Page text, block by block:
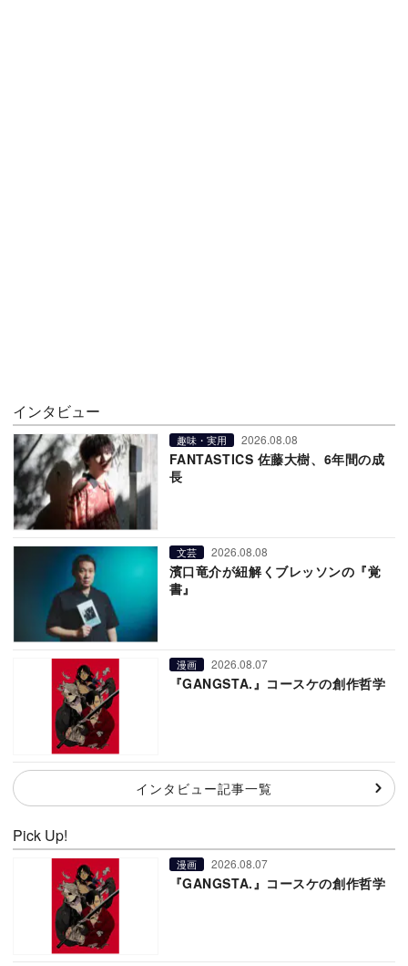
インタビュー
趣味・実用 2026.08.08
FANTASTICS 佐藤大樹、6年間の成
長
文芸 2026.08.08
濱口竜介が紐解くブレッソンの『覚
書』
漫画 2026.08.07
『GANGSTA.』コースケの創作哲学
インタビュー記事一覧
Pick Up!
漫画 2026.08.07
『GANGSTA.』コースケの創作哲学